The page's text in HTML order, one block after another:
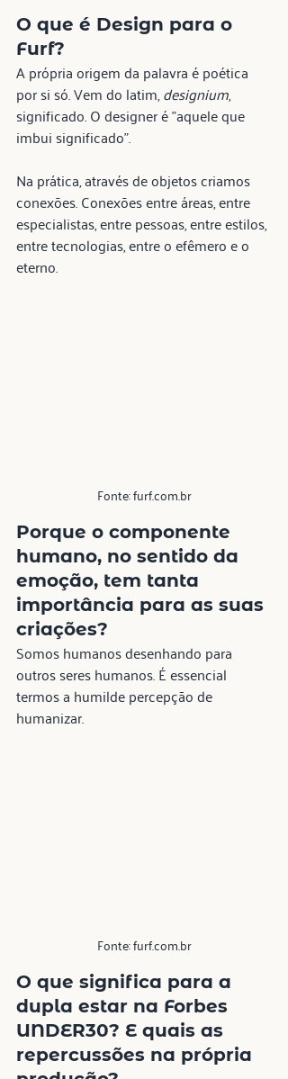
O que é Design para o
Furf?
A própria origem da palavra é poética
por si só. Vem do latim, designium,
significado. O designer é "aquele que
imbui significado".
Na prática, através de objetos criamos
conexões. Conexões entre áreas, entre
especialistas, entre pessoas, entre estilos,
entre tecnologias, entre o efêmero e o
eterno.
Fonte: furf.com.br
Porque o componente
humano, no sentido da
emoção, tem tanta
importância para as suas
criações?
Somos humanos desenhando para
outros seres humanos. É essencial
termos a humilde percepção de
humanizar.
Fonte: furf.com.br
O que significa para a
dupla estar na Forbes
UNDER30? E quais as
repercussões na própria